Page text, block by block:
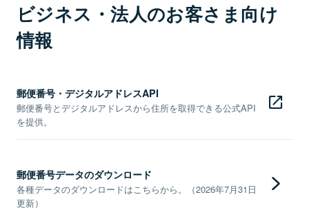
ビジネス・法人のお客さま向け
情報
郵便番号・デジタルアドレスAPI
郵便番号とデジタルアドレスから住所を取得できる公式API
を提供。
郵便番号データのダウンロード
各種データのダウンロードはこちらから。（2026年7月31日
更新）